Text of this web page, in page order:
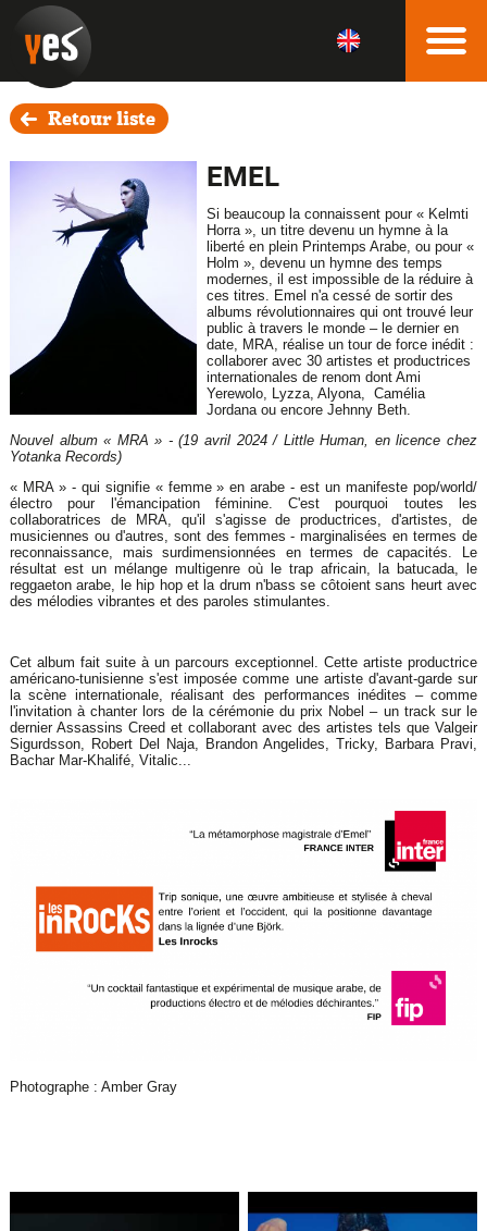
Retour liste
EMEL
Si beaucoup la connaissent pour « Kelmti
Horra », un titre devenu un hymne à la
liberté en plein Printemps Arabe, ou pour «
Holm », devenu un hymne des temps
modernes, il est impossible de la réduire à
ces titres. Emel n'a cessé de sortir des
albums révolutionnaires qui ont trouvé leur
public à travers le monde – le dernier en
date, MRA, réalise un tour de force inédit :
collaborer avec 30 artistes et productrices
internationales de renom dont Ami
Yerewolo, Lyzza, Alyona, Camélia
Jordana ou encore Jehnny Beth.
Nouvel album « MRA » - (19 avril 2024 / Little Human, en licence chez
Yotanka Records)
« MRA » - qui signifie « femme » en arabe - est un manifeste pop/world/
électro pour l'émancipation féminine. C'est pourquoi toutes les
collaboratrices de MRA, qu'il s'agisse de productrices, d'artistes, de
musiciennes ou d'autres, sont des femmes - marginalisées en termes de
reconnaissance, mais surdimensionnées en termes de capacités. Le
résultat est un mélange multigenre où le trap africain, la batucada, le
reggaeton arabe, le hip hop et la drum n'bass se côtoient sans heurt avec
des mélodies vibrantes et des paroles stimulantes.
Cet album fait suite à un parcours exceptionnel. Cette artiste productrice
américano-tunisienne s'est imposée comme une artiste d'avant-garde sur
la scène internationale, réalisant des performances inédites – comme
l'invitation à chanter lors de la cérémonie du prix Nobel – un track sur le
dernier Assassins Creed et collaborant avec des artistes tels que Valgeir
Sigurdsson, Robert Del Naja, Brandon Angelides, Tricky, Barbara Pravi,
Bachar Mar-Khalifé, Vitalic...
Photographe : Amber Gray